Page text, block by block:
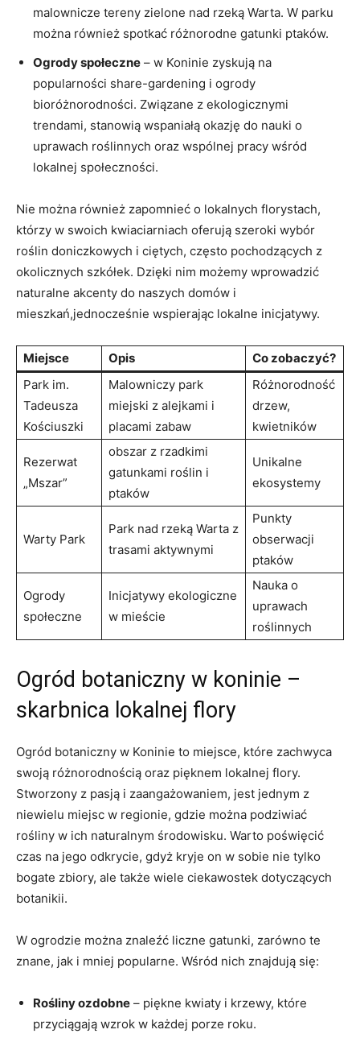
malownicze tereny zielone nad rzeką Warta. ​W parku
można również spotkać różnorodne⁤ gatunki ​ptaków.
Ogrody społeczne – ⁢w Koninie zyskują⁣ na
popularności share-gardening i ⁤ogrody
bioróżnorodności. Związane z ekologicznymi
trendami, stanowią wspaniałą okazję ​do ​nauki o
uprawach ⁤roślinnych oraz wspólnej pracy wśród
lokalnej⁤ społeczności.
Nie​ można również⁤ zapomnieć o lokalnych florystach,
którzy w⁤ swoich kwiaciarniach oferują ‍szeroki wybór
roślin⁢ doniczkowych i ciętych, często pochodzących z
okolicznych szkółek.⁤ Dzięki ⁢nim możemy‍ wprowadzić
naturalne akcenty do ⁤naszych‌ domów i
mieszkań,jednocześnie wspierając lokalne⁣ inicjatywy.
Miejsce Opis
Co ​zobaczyć?
Park im.
Tadeusza
Kościuszki
Malowniczy park
miejski⁤ z alejkami i
placami zabaw
Różnorodność
drzew,
kwietników
Rezerwat
„Mszar”
obszar z rzadkimi
‌gatunkami roślin i
ptaków
Unikalne
ekosystemy
Warty Park
Park⁣ nad rzeką Warta z
trasami aktywnymi
Punkty
obserwacji
ptaków
Ogrody
społeczne
Inicjatywy ekologiczne
w mieście
Nauka o
uprawach
roślinnych
Ogród ⁤botaniczny w‌ koninie –
skarbnica lokalnej ‍flory
Ogród botaniczny w Koninie ​to miejsce,⁢ które zachwyca
swoją różnorodnością oraz pięknem lokalnej flory.
Stworzony z pasją‌ i‌ zaangażowaniem, jest jednym‌ z
niewielu miejsc w regionie, gdzie można podziwiać
rośliny w ich naturalnym⁢ środowisku. Warto poświęcić
‌czas na jego ‌odkrycie, gdyż ​kryje on w sobie nie tylko ​
bogate ‍zbiory, ⁣ale także wiele ciekawostek dotyczących
botanikii.
W ogrodzie można znaleźć liczne ‌gatunki, zarówno te
znane, ‌jak i mniej⁤ popularne. Wśród nich znajdują się:
Rośliny ozdobne – piękne kwiaty i krzewy, które‍
przyciągają wzrok w każdej porze roku.